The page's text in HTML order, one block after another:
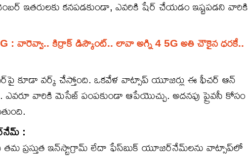
ఇతరులకు కనపడకుండా, ఎవరికి షేర్ చేయడం ఇష్టపడని వారికి
: వారెవ్వా.. కిర్రాక్ డిస్కౌంట్.. లావా అగ్ని 4 5G అతి చౌకైన ధరకే..
కూడా వర్క్ చేస్తోంది. ఒకవేళ వాట్సాప్ యూజర్లు ఈ ఫీచర్ ఆన్
వారికి మెసేజ్ పంపకుండా ఆపేయొచ్చు. అదనపు ప్రైవసీ కోసం
:
తమ ప్రస్తుత ఇన్‌స్టాగ్రామ్ లేదా ఫేస్‌బుక్ యూజర్‌నేమ్‌లను వాట్సాప్‌లో